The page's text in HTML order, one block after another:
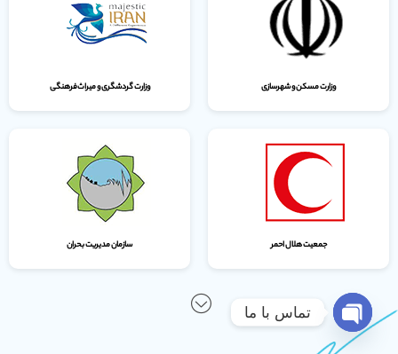
وزارت مسکن و شهرسازی وزارت گردشگری و میراث‌فرهنگی
جمعیت هلال احمر سازمان مدیریت بحران
تماس با ما
Open chaty